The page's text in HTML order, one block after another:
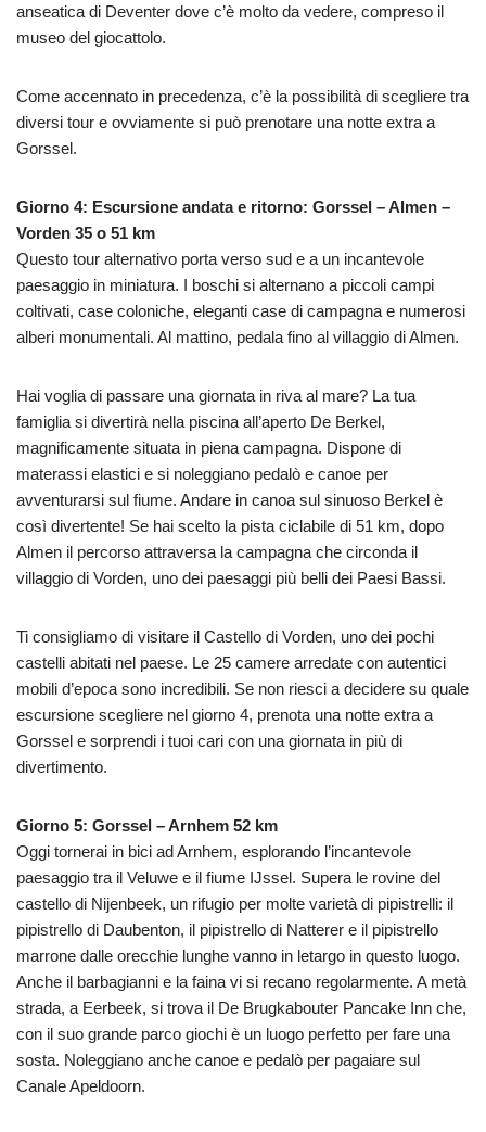
anseatica di Deventer dove c’è molto da vedere, compreso il
museo del giocattolo.
Come accennato in precedenza, c’è la possibilità di scegliere tra
diversi tour e ovviamente si può prenotare una notte extra a
Gorssel.
Giorno 4: Escursione andata e ritorno: Gorssel – Almen –
Vorden 35 o 51 km
Questo tour alternativo porta verso sud e a un incantevole
paesaggio in miniatura. I boschi si alternano a piccoli campi
coltivati, case coloniche, eleganti case di campagna e numerosi
alberi monumentali. Al mattino, pedala fino al villaggio di Almen.
Hai voglia di passare una giornata in riva al mare? La tua
famiglia si divertirà nella piscina all’aperto De Berkel,
magnificamente situata in piena campagna. Dispone di
materassi elastici e si noleggiano pedalò e canoe per
avventurarsi sul fiume. Andare in canoa sul sinuoso Berkel è
così divertente! Se hai scelto la pista ciclabile di 51 km, dopo
Almen il percorso attraversa la campagna che circonda il
villaggio di Vorden, uno dei paesaggi più belli dei Paesi Bassi.
Ti consigliamo di visitare il Castello di Vorden, uno dei pochi
castelli abitati nel paese. Le 25 camere arredate con autentici
mobili d’epoca sono incredibili. Se non riesci a decidere su quale
escursione scegliere nel giorno 4, prenota una notte extra a
Gorssel e sorprendi i tuoi cari con una giornata in più di
divertimento.
Giorno 5: Gorssel – Arnhem 52 km
Oggi tornerai in bici ad Arnhem, esplorando l’incantevole
paesaggio tra il Veluwe e il fiume IJssel. Supera le rovine del
castello di Nijenbeek, un rifugio per molte varietà di pipistrelli: il
pipistrello di Daubenton, il pipistrello di Natterer e il pipistrello
marrone dalle orecchie lunghe vanno in letargo in questo luogo.
Anche il barbagianni e la faina vi si recano regolarmente. A metà
strada, a Eerbeek, si trova il De Brugkabouter Pancake Inn che,
con il suo grande parco giochi è un luogo perfetto per fare una
sosta. Noleggiano anche canoe e pedalò per pagaiare sul
Canale Apeldoorn.